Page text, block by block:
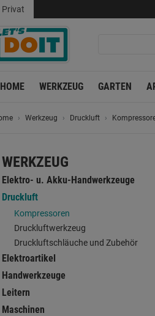
Privat
HOME WERKZEUG GARTEN
Werkzeug Druckluft
WERKZEUG
Elektro- u. Akku-Handwerkzeuge
Druckluft
Kompressoren
Druckluftwerkzeug
Druckluftschläuche und Zubehör
Elektroartikel
Handwerkzeuge
Leitern
Maschinen